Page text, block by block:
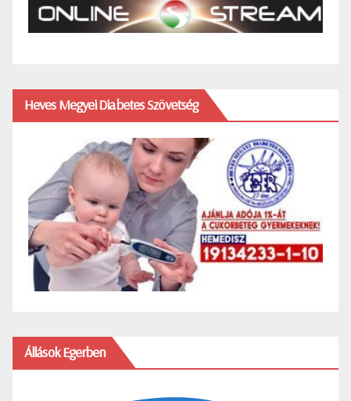
Heves Megyei Diabetes Szövetség
Állások Egerben